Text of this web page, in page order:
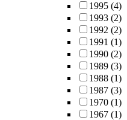
1995 (4)
1993 (2)
1992 (2)
1991 (1)
1990 (2)
1989 (3)
1988 (1)
1987 (3)
1970 (1)
1967 (1)